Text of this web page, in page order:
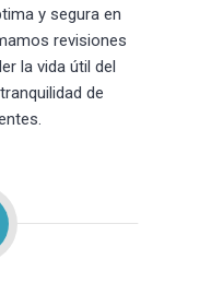
y segura en
revisiones
la vida útil del
de